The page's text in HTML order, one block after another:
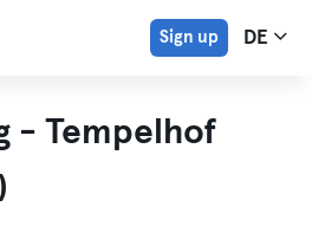
Sign up DE
- Tempelhof